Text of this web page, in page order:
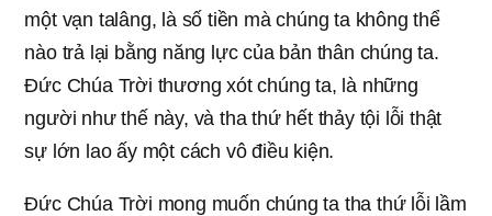
một vạn talâng, là số tiền mà chúng ta không thể
nào trả lại bằng năng lực của bản thân chúng ta.
Đức Chúa Trời thương xót chúng ta, là những
người như thế này, và tha thứ hết thảy tội lỗi thật
sự lớn lao ấy một cách vô điều kiện.
Đức Chúa Trời mong muốn chúng ta tha thứ lỗi lầm